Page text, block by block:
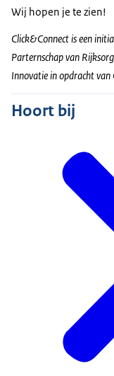
Wij hopen je te zien!
Click&Connect is een
Parternschap van
Innovatie in opdracht van
Hoort bij